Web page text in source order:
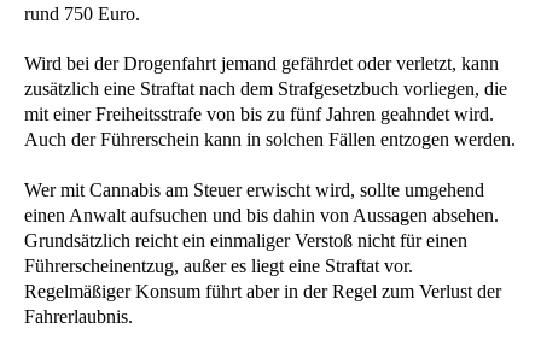
rund 750 Euro.
Wird bei der Drogenfahrt jemand gefährdet oder verletzt, kann
zusätzlich eine Straftat nach dem Strafgesetzbuch vorliegen, die
mit einer Freiheitsstrafe von bis zu fünf Jahren geahndet wird.
Auch der Führerschein kann in solchen Fällen entzogen werden.
Wer mit Cannabis am Steuer erwischt wird, sollte umgehend
einen Anwalt aufsuchen und bis dahin von Aussagen absehen.
Grundsätzlich reicht ein einmaliger Verstoß nicht für einen
Führerscheinentzug, außer es liegt eine Straftat vor.
Regelmäßiger Konsum führt aber in der Regel zum Verlust der
Fahrerlaubnis.